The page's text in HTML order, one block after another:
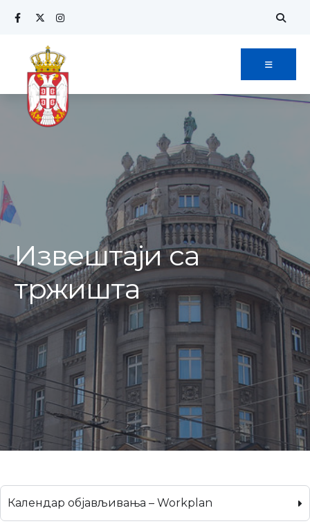
Извештаји са
тржишта
Календар објављивања – Workplan